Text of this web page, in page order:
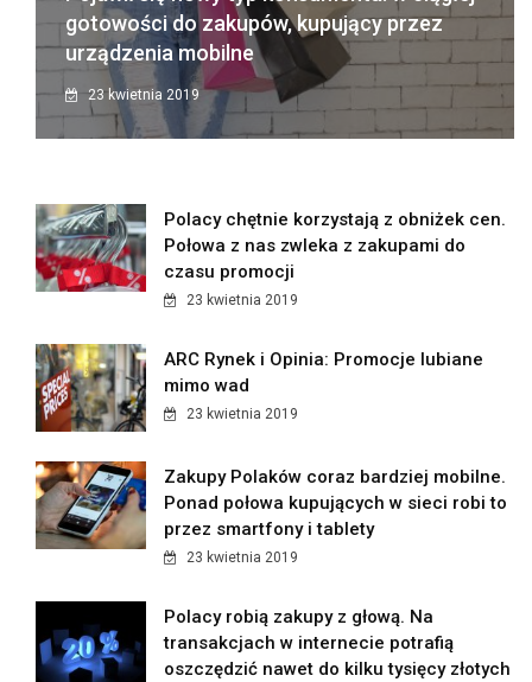
gotowości do zakupów, kupujący przez
urządzenia mobilne
23 kwietnia 2019
Polacy chętnie korzystają z obniżek cen.
Połowa z nas zwleka z zakupami do
czasu promocji
23 kwietnia 2019
ARC Rynek i Opinia: Promocje lubiane
mimo wad
23 kwietnia 2019
Zakupy Polaków coraz bardziej mobilne.
Ponad połowa kupujących w sieci robi to
przez smartfony i tablety
23 kwietnia 2019
Polacy robią zakupy z głową. Na
transakcjach w internecie potrafią
oszczędzić nawet do kilku tysięcy złotych